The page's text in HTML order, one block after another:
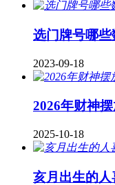
选门牌号哪
2023-09-18
2026年财神
2025-10-18
亥月出生的人